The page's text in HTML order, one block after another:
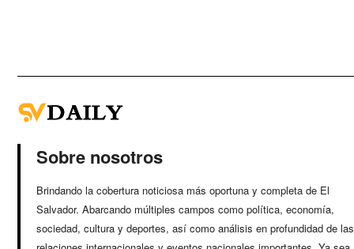
Sobre nosotros
Brindando la cobertura noticiosa más oportuna y completa de El
Salvador. Abarcando múltiples campos como política, economía,
sociedad, cultura y deportes, así como análisis en profundidad de las